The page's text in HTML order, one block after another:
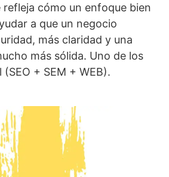
refleja cómo un enfoque bien
a que un negocio
más claridad y una
más sólida. Uno de los
+ SEM + WEB).